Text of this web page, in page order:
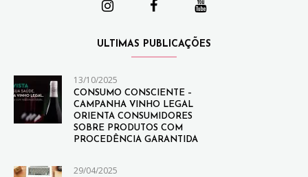
ULTIMAS PUBLICAÇÕES
13/10/2025
CONSUMO CONSCIENTE –
CAMPANHA VINHO LEGAL
ORIENTA CONSUMIDORES
SOBRE PRODUTOS COM
PROCEDÊNCIA GARANTIDA
29/04/2025